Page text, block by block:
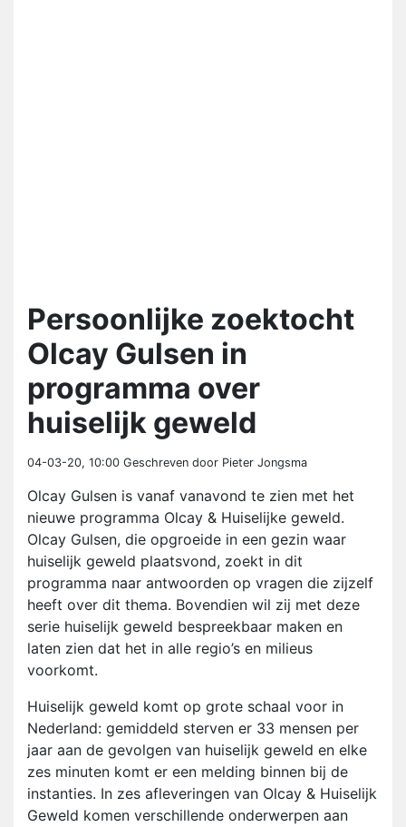
Persoonlijke zoektocht
Olcay Gulsen in
programma over
huiselijk geweld
04-03-20, 10:00 Geschreven door Pieter Jongsma
Olcay Gulsen is vanaf vanavond te zien met het
nieuwe programma Olcay & Huiselijke geweld.
Olcay Gulsen, die opgroeide in een gezin waar
huiselijk geweld plaatsvond, zoekt in dit
programma naar antwoorden op vragen die zijzelf
heeft over dit thema. Bovendien wil zij met deze
serie huiselijk geweld bespreekbaar maken en
laten zien dat het in alle regio’s en milieus
voorkomt.
Huiselijk geweld komt op grote schaal voor in
Nederland: gemiddeld sterven er 33 mensen per
jaar aan de gevolgen van huiselijk geweld en elke
zes minuten komt er een melding binnen bij de
instanties. In zes afleveringen van Olcay & Huiselijk
Geweld komen verschillende onderwerpen aan